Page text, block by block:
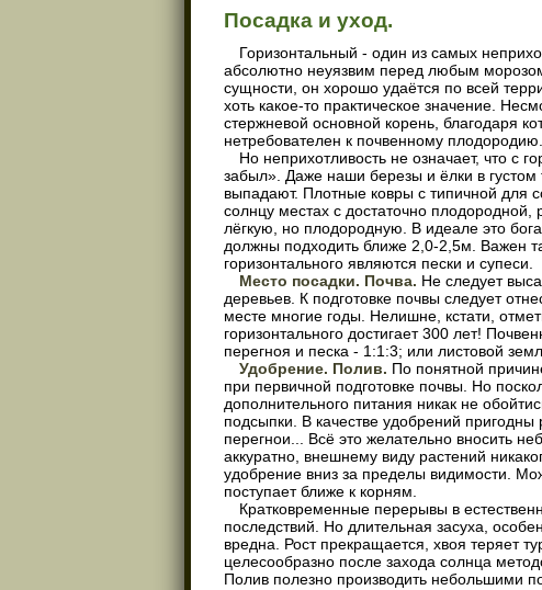
Посадка и уход.
Горизонтальный - один из самых
абсолютно неуязвим перед любым
сущности, он хорошо удаётся по всей
хоть какое-то практическое значение.
стержневой основной корень, благодаря
нетребователен к почвенному
Но неприхотливость не означает, что с
забыл». Даже наши березы и ёлки в
выпадают. Плотные ковры с типичной для
солнцу местах с достаточно
лёгкую, но плодородную. В идеале это
должны подходить ближе 2,0-2,5м. Важен
горизонтального являются пески и супеси.
Место посадки. Почва. Не следует
деревьев. К подготовке почвы следует
месте многие годы. Нелишне, кстати,
горизонтального достигает 300 лет!
перегноя и песка - 1:1:3; или листовой
Удобрение. Полив. По понятной
при первичной подготовке почвы. Но
дополнительного питания никак не
подсыпки. В качестве удобрений
перегнои... Всё это желательно вносить
аккуратно, внешнему виду растений
удобрение вниз за пределы видимости.
поступает ближе к корням.
Кратковременные перерывы в
последствий. Но длительная засуха,
вредна. Рост прекращается, хвоя теряет
целесообразно после захода солнца
Полив полезно производить небольшими